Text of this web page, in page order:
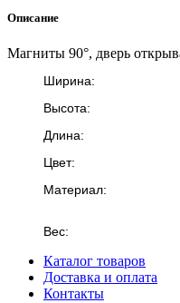
Описание
Магниты 90°, дверь
Ширина:
Высота:
Длина:
Цвет:
Материал:
Вес:
Каталог товаров
Доставка и оплата
Контакты